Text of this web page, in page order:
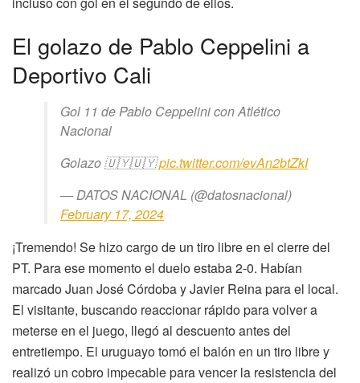
El golazo de Pablo Ceppelini a
Deportivo Cali
Gol 11 de Pablo Ceppelini con Atlético
Nacional
Golazo 🇺🇾🇺🇾pic.twitter.com/evAn2btZkI
— DATOS NACIONAL (@datosnacional)
February 17, 2024
¡Tremendo! Se hizo cargo de un tiro libre en el cierre del
PT. Para ese momento el duelo estaba 2-0. Habían
marcado Juan José Córdoba y Javier Reina para el local.
El visitante, buscando reaccionar rápido para volver a
meterse en el juego, llegó al descuento antes del
entretiempo. El uruguayo tomó el balón en un tiro libre y
realizó un cobro impecable para vencer la resistencia del